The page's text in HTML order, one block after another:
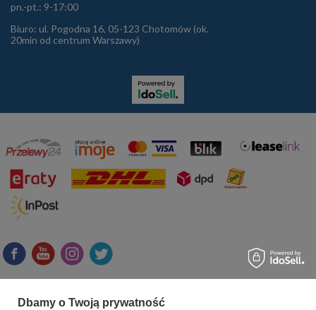
pn.-pt.: 9-17:00
Biuro: ul. Pogodna 16, 05-123 Chotomów (ok.
20min od centrum Warszawy)
Dbamy o Twoją prywatność